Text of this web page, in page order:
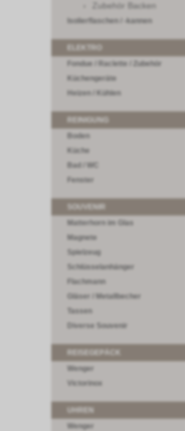
Zubehör Backen
Isolierflaschen / -kannen
Fondue / Raclette / Zubehör
Küchengeräte
Heizen / Kühlen
REINIGUNG
Boden
Küche
Bad / WC
Fenster
Matterhorn im Glas
Magnete
Spielzeug
Schlüsselanhänger
Flachmann
Gläser / Metallbecher
Tassen
Diverse Souvenir
REISEGEPÄCK
Wenger
Victorinox
Wenger